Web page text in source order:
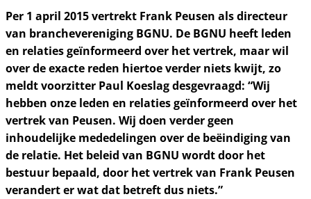
Per 1 april 2015 vertrekt Frank Peusen als directeur
van branchevereniging BGNU. De BGNU heeft leden
en relaties geïnformeerd over het vertrek, maar wil
over de exacte reden hiertoe verder niets kwijt, zo
meldt voorzitter Paul Koeslag desgevraagd: “Wij
hebben onze leden en relaties geïnformeerd over het
vertrek van Peusen. Wij doen verder geen
inhoudelijke mededelingen over de beëindiging van
de relatie. Het beleid van BGNU wordt door het
bestuur bepaald, door het vertrek van Frank Peusen
verandert er wat dat betreft dus niets.”